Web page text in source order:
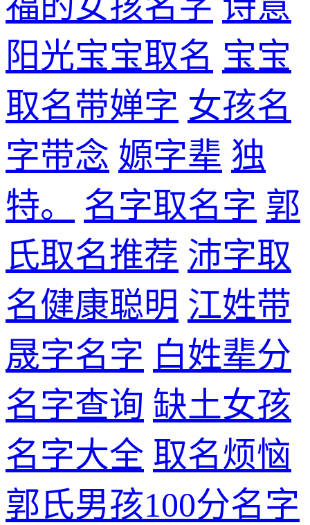
阳光宝宝取名 宝宝
取名带婵字 女孩名
字带念 嫄字辈 独
特。
名字取名字 郭
氏取名推荐 沛字取
名健康聪明 江姓带
晟字名字 白姓辈分
名字查询 缺土女孩
名字大全 取名烦恼
郭氏男孩100分名字